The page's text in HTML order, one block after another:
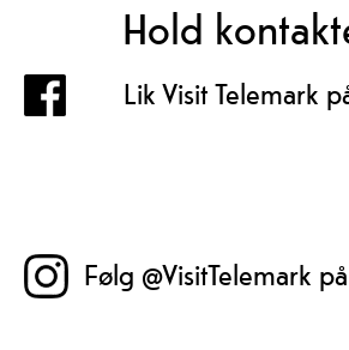
Hold
Lik Visit Telemark
Følg @VisitTelemark